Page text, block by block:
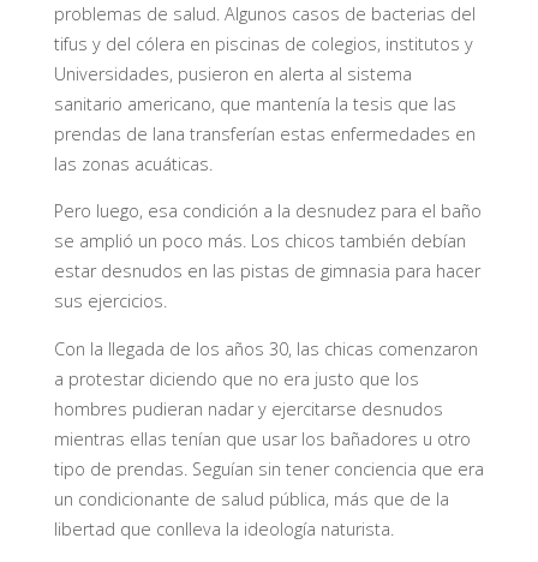
problemas de salud. Algunos casos de bacterias del
tifus y del cólera en piscinas de colegios, institutos y
Universidades, pusieron en alerta al sistema
sanitario americano, que mantenía la tesis que las
prendas de lana transferían estas enfermedades en
las zonas acuáticas.
Pero luego, esa condición a la desnudez para el baño
se amplió un poco más. Los chicos también debían
estar desnudos en las pistas de gimnasia para hacer
sus ejercicios.
Con la llegada de los años 30, las chicas comenzaron
a protestar diciendo que no era justo que los
hombres pudieran nadar y ejercitarse desnudos
mientras ellas tenían que usar los bañadores u otro
tipo de prendas. Seguían sin tener conciencia que era
un condicionante de salud pública, más que de la
libertad que conlleva la ideología naturista.